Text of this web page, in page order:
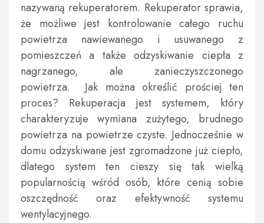
nazywaną rekuperatorem. Rekuperator sprawia,
że możliwe jest kontrolowanie całego ruchu
powietrza nawiewanego i usuwanego z
pomieszczeń a także odzyskiwanie ciepła z
nagrzanego, ale zanieczyszczonego
powietrza. Jak można określić prościej ten
proces? Rekuperacja jest systemem, który
charakteryzuje wymiana zużytego, brudnego
powietrza na powietrze czyste. Jednocześnie w
domu odzyskiwane jest zgromadzone już ciepło,
dlatego system ten cieszy się tak wielką
popularnością wśród osób, które cenią sobie
oszczędność oraz efektywność systemu
wentylacyjnego.